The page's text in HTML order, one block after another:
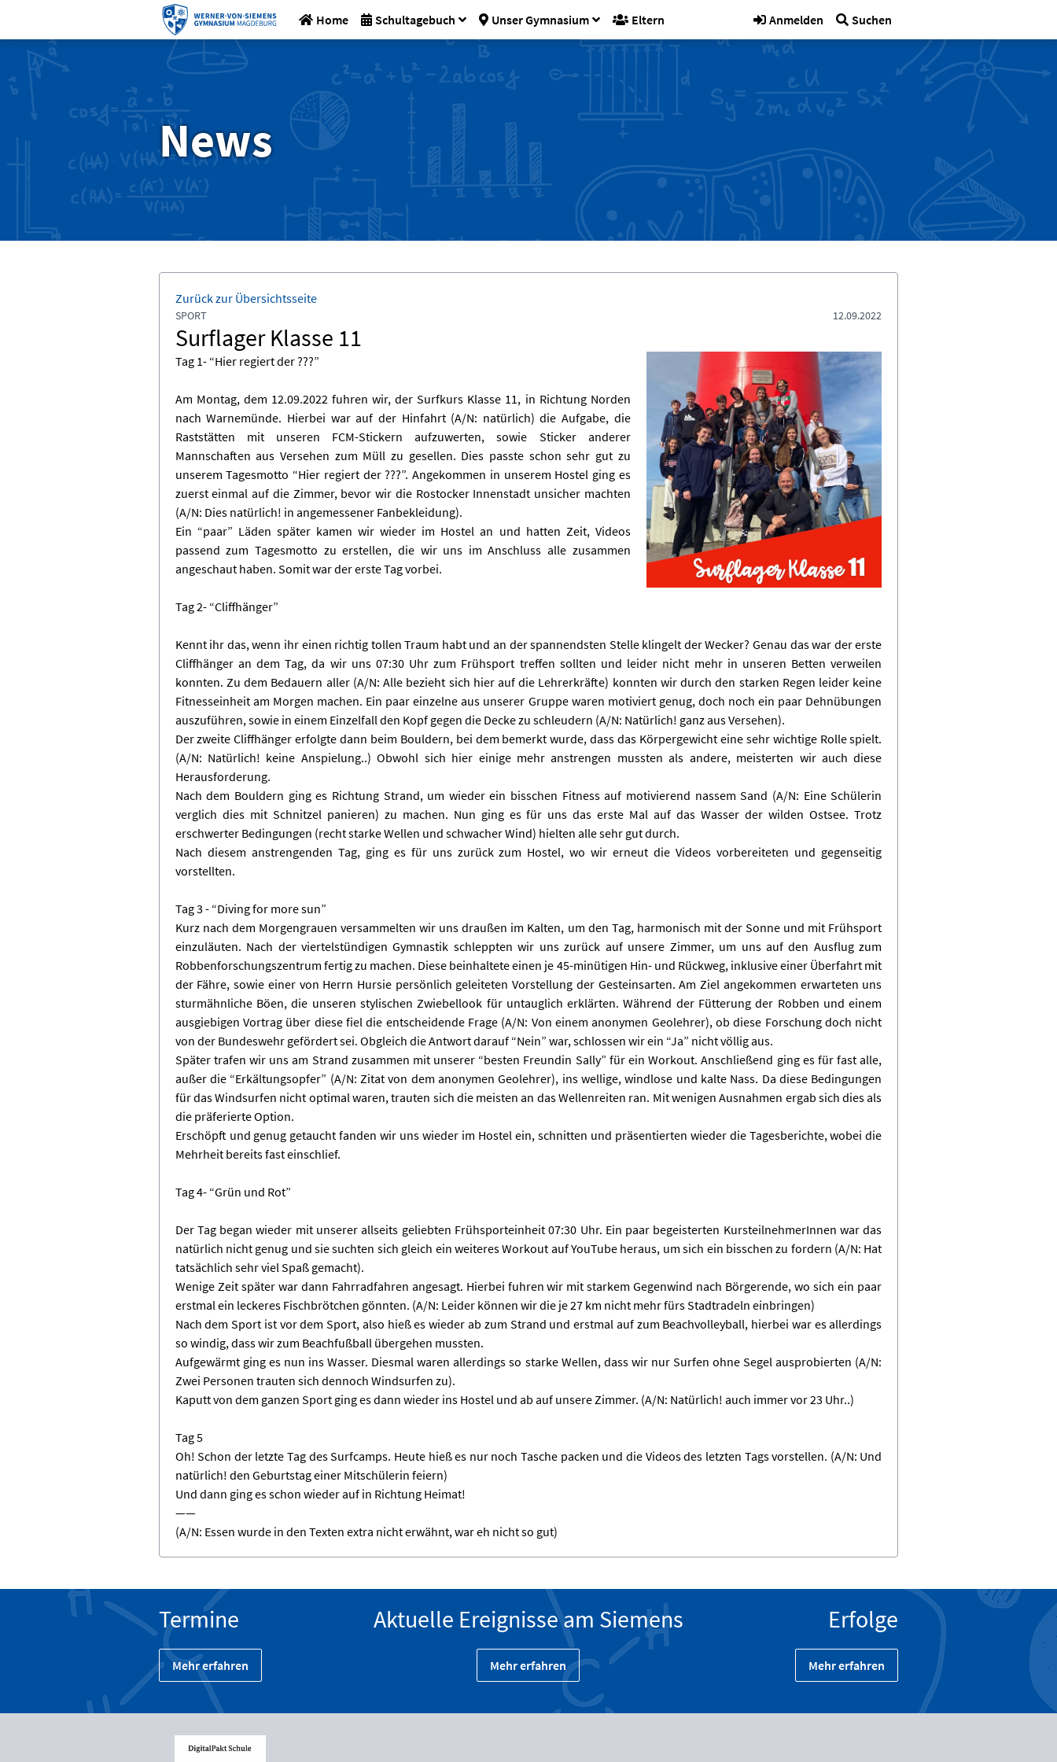
Home Schultagebuch Unser Gymnasium Eltern Anmelden Suchen
News
Zurück zur Übersichtsseite
SPORT 12.09.2022
Surflager Klasse 11
Tag 1- “Hier regiert der ???”
Am Montag, dem 12.09.2022 fuhren wir, der Surfkurs Klasse 11, in Richtung Norden
nach Warnemünde. Hierbei war auf der Hinfahrt (A/N: natürlich) die Aufgabe, die
Raststätten mit unseren FCM-Stickern aufzuwerten, sowie Sticker anderer
Mannschaften aus Versehen zum Müll zu gesellen. Dies passte schon sehr gut zu
unserem Tagesmotto “Hier regiert der ???”. Angekommen in unserem Hostel ging es
zuerst einmal auf die Zimmer, bevor wir die Rostocker Innenstadt unsicher machten
(A/N: Dies natürlich! in angemessener Fanbekleidung).
Ein “paar” Läden später kamen wir wieder im Hostel an und hatten Zeit, Videos
passend zum Tagesmotto zu erstellen, die wir uns im Anschluss alle zusammen
angeschaut haben. Somit war der erste Tag vorbei.
Tag 2- “Cliffhänger”
Kennt ihr das, wenn ihr einen richtig tollen Traum habt und an der spannendsten Stelle klingelt der Wecker? Genau das war der erste
Cliffhänger an dem Tag, da wir uns 07:30 Uhr zum Frühsport treffen sollten und leider nicht mehr in unseren Betten verweilen
konnten. Zu dem Bedauern aller (A/N: Alle bezieht sich hier auf die Lehrerkräfte) konnten wir durch den starken Regen leider keine
Fitnesseinheit am Morgen machen. Ein paar einzelne aus unserer Gruppe waren motiviert genug, doch noch ein paar Dehnübungen
auszuführen, sowie in einem Einzelfall den Kopf gegen die Decke zu schleudern (A/N: Natürlich! ganz aus Versehen).
Der zweite Cliffhänger erfolgte dann beim Bouldern, bei dem bemerkt wurde, dass das Körpergewicht eine sehr wichtige Rolle spielt.
(A/N: Natürlich! keine Anspielung..) Obwohl sich hier einige mehr anstrengen mussten als andere, meisterten wir auch diese
Herausforderung.
Nach dem Bouldern ging es Richtung Strand, um wieder ein bisschen Fitness auf motivierend nassem Sand (A/N: Eine Schülerin
verglich dies mit Schnitzel panieren) zu machen. Nun ging es für uns das erste Mal auf das Wasser der wilden Ostsee. Trotz
erschwerter Bedingungen (recht starke Wellen und schwacher Wind) hielten alle sehr gut durch.
Nach diesem anstrengenden Tag, ging es für uns zurück zum Hostel, wo wir erneut die Videos vorbereiteten und gegenseitig
vorstellten.
Tag 3 - “Diving for more sun”
Kurz nach dem Morgengrauen versammelten wir uns draußen im Kalten, um den Tag, harmonisch mit der Sonne und mit Frühsport
einzuläuten. Nach der viertelstündigen Gymnastik schleppten wir uns zurück auf unsere Zimmer, um uns auf den Ausflug zum
Robbenforschungszentrum fertig zu machen. Diese beinhaltete einen je 45-minütigen Hin- und Rückweg, inklusive einer Überfahrt mit
der Fähre, sowie einer von Herrn Hursie persönlich geleiteten Vorstellung der Gesteinsarten. Am Ziel angekommen erwarteten uns
sturmähnliche Böen, die unseren stylischen Zwiebellook für untauglich erklärten. Während der Fütterung der Robben und einem
ausgiebigen Vortrag über diese fiel die entscheidende Frage (A/N: Von einem anonymen Geolehrer), ob diese Forschung doch nicht
von der Bundeswehr gefördert sei. Obgleich die Antwort darauf “Nein” war, schlossen wir ein “Ja” nicht völlig aus.
Später trafen wir uns am Strand zusammen mit unserer “besten Freundin Sally” für ein Workout. Anschließend ging es für fast alle,
außer die “Erkältungsopfer” (A/N: Zitat von dem anonymen Geolehrer), ins wellige, windlose und kalte Nass. Da diese Bedingungen
für das Windsurfen nicht optimal waren, trauten sich die meisten an das Wellenreiten ran. Mit wenigen Ausnahmen ergab sich dies als
die präferierte Option.
Erschöpft und genug getaucht fanden wir uns wieder im Hostel ein, schnitten und präsentierten wieder die Tagesberichte, wobei die
Mehrheit bereits fast einschlief.
Tag 4- “Grün und Rot”
Der Tag began wieder mit unserer allseits geliebten Frühsporteinheit 07:30 Uhr. Ein paar begeisterten KursteilnehmerInnen war das
natürlich nicht genug und sie suchten sich gleich ein weiteres Workout auf YouTube heraus, um sich ein bisschen zu fordern (A/N: Hat
tatsächlich sehr viel Spaß gemacht).
Wenige Zeit später war dann Fahrradfahren angesagt. Hierbei fuhren wir mit starkem Gegenwind nach Börgerende, wo sich ein paar
erstmal ein leckeres Fischbrötchen gönnten. (A/N: Leider können wir die je 27 km nicht mehr fürs Stadtradeln einbringen)
Nach dem Sport ist vor dem Sport, also hieß es wieder ab zum Strand und erstmal auf zum Beachvolleyball, hierbei war es allerdings
so windig, dass wir zum Beachfußball übergehen mussten.
Aufgewärmt ging es nun ins Wasser. Diesmal waren allerdings so starke Wellen, dass wir nur Surfen ohne Segel ausprobierten (A/N:
Zwei Personen trauten sich dennoch Windsurfen zu).
Kaputt von dem ganzen Sport ging es dann wieder ins Hostel und ab auf unsere Zimmer. (A/N: Natürlich! auch immer vor 23 Uhr..)
Tag 5
Oh! Schon der letzte Tag des Surfcamps. Heute hieß es nur noch Tasche packen und die Videos des letzten Tags vorstellen. (A/N: Und
natürlich! den Geburtstag einer Mitschülerin feiern)
Und dann ging es schon wieder auf in Richtung Heimat!
——
(A/N: Essen wurde in den Texten extra nicht erwähnt, war eh nicht so gut)
Termine
Mehr erfahren
Aktuelle Ereignisse am Siemens
Mehr erfahren
Erfolge
Mehr erfahren